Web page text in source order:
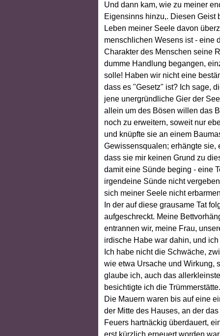
Und dann kam, wie zu meiner
Eigensinns hinzu,. Diesen Geist
Leben meiner Seele davon
menschlichen Wesens ist - eine
Charakter des Menschen seine
dumme Handlung begangen,
solle! Haben wir nicht eine
dass es "Gesetz" ist? Ich sage,
jene unergründliche Gier der
allein um des Bösen willen das
noch zu erweitern, soweit nur
und knüpfte sie an einem
Gewissensqualen; erhängte sie,
dass sie mir keinen Grund zu
damit eine Sünde beging - eine
irgendeine Sünde nicht
sich meiner Seele nicht
In der auf diese grausame Tat
aufgeschreckt. Meine
entrannen wir, meine Frau,
irdische Habe war dahin, und
Ich habe nicht die Schwäche,
wie etwa Ursache und Wirkung,
glaube ich, auch das
besichtigte ich die Trümmerstätte.
Die Mauern waren bis auf eine
der Mitte des Hauses, an der
Feuers hartnäckig überdauert,